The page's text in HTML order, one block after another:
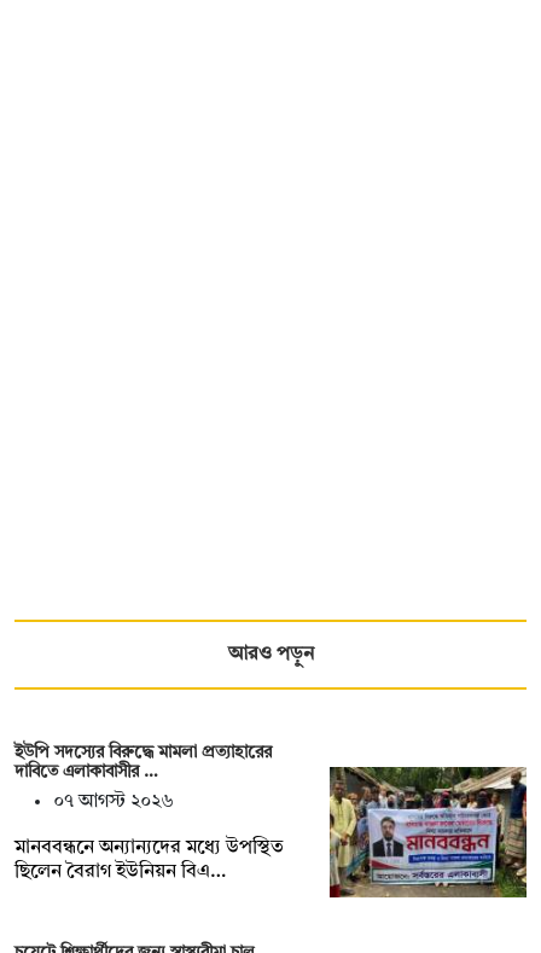
আরও পড়ুন
ইউপি সদস্যের বিরুদ্ধে মামলা প্রত্যাহারের
দাবিতে এলাকাবাসীর …
০৭ আগস্ট ২০২৬
মানববন্ধনে অন্যান্যদের মধ্যে উপস্থিত
ছিলেন বৈরাগ ইউনিয়ন বিএ…